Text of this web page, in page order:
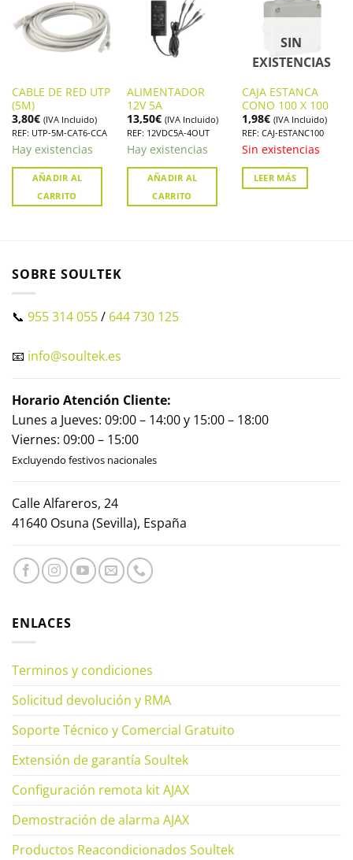
CABLE DE RED UTP
(5M)
3,80€ (IVA Incluido)
REF: UTP-5M-CAT6-CCA
Hay existencias
AÑADIR AL
CARRITO
ALIMENTADOR
12V 5A
13,50€ (IVA Incluido)
REF: 12VDC5A-4OUT
Hay existencias
AÑADIR AL
CARRITO
SIN
EXISTENCIAS
CAJA ESTANCA
CONO 100 X 100
1,98€ (IVA Incluido)
REF: CAJ-ESTANC100
Sin existencias
LEER MÁS
SOBRE SOULTEK
📞 955 314 055/ 644 730 125
📧 info@soultek.es
Horario Atención Cliente:
Lunes a Jueves: 09:00 – 14:00 y 15:00 – 18:00
Viernes: 09:00 – 15:00
Excluyendo festivos nacionales
Calle Alfareros, 24
41640 Osuna (Sevilla), España
ENLACES
Terminos y condiciones
Solicitud devolución y RMA
Soporte Técnico y Comercial Gratuito
Extensión de garantía Soultek
Configuración remota kit AJAX
Demostración de alarma AJAX
Productos Reacondicionados Soultek